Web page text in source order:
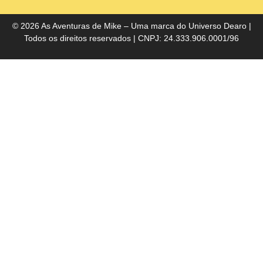
© 2026 As Aventuras de Mike – Uma marca do Universo Dearo|
Todos os direitos reservados | CNPJ: 24.333.906.0001/96